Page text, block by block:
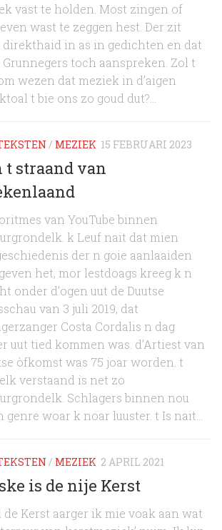
vast te holden. Most zingen of
wast te zeggen hest. Der zit
direkthaid in as in gedichten en dat
Grunnegers toch aanspreken. Zol t
wezen dat meziek in d’aigen
t bie ons zo goud dut?...
/ MEZIEK 15 FEBRUARI 2023
t straand van
van YouTube binnen
k Leuf nait dat mien
der n goie aanlaaiden
het, mor lestdoags kreeg k n
onder d’ogen uut de Duutse
van 3 juli 2019, dat
Costa Cordalis n dag
uut tied kommen was. d’Artiest van
òfkomst was 75 joar worden. t
verstaand is net zo
Schlagers binnen nou
genre woar k noar luuster. t Is nait...
/ MEZIEK 2 APRIL 2021
is de nije Kerst
de Kerst aarger ik mie voak aan wat